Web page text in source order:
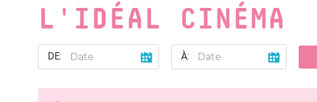
L'IDÉAL CINÉMA
DE: À: